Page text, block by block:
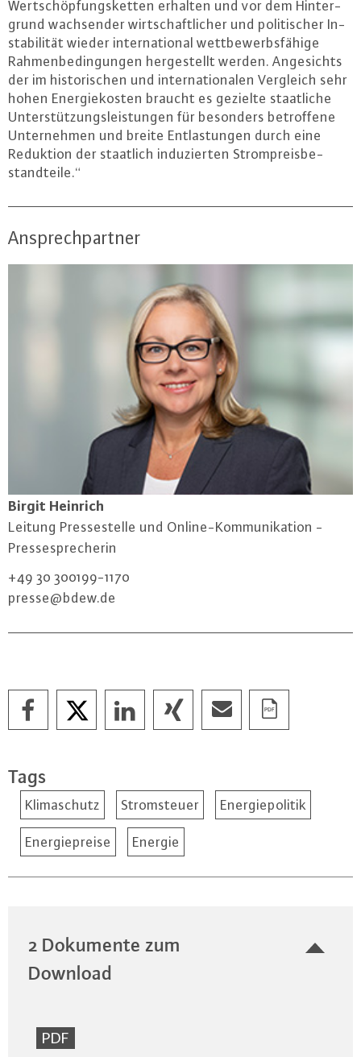
Wert­schöp­fungs­ket­ten erhalten und vor dem Hin­ter­
grund wach­sen­der wirt­schaft­li­cher und po­li­ti­scher In­
sta­bi­li­tät wieder in­ter­na­tio­nal wett­be­werbs­fä­hi­ge
Rah­men­be­din­gun­gen her­ge­stellt werden. An­ge­sichts
der im his­to­ri­schen und in­ter­na­tio­na­len Vergleich sehr
hohen En­er­gie­kos­ten braucht es gezielte staat­li­che
Un­ter­stüt­zungs­leis­tun­gen für besonders be­trof­fe­ne
Un­ter­neh­men und breite Ent­las­tun­gen durch eine
Reduktion der staatlich in­du­zier­ten Strom­preis­be­
stand­tei­le.“
Ansprechpartner
Birgit Heinrich
Leitung Pres­se­stel­le und On­line-Kom­mu­ni­ka­ti­on -
Pres­se­spre­che­rin
+49 30 300199-1170
presse@​bdew.​de
Tags
Klimaschutz Stromsteuer Energiepolitik
Energiepreise Energie
2 Dokumente zum
Download
PDF